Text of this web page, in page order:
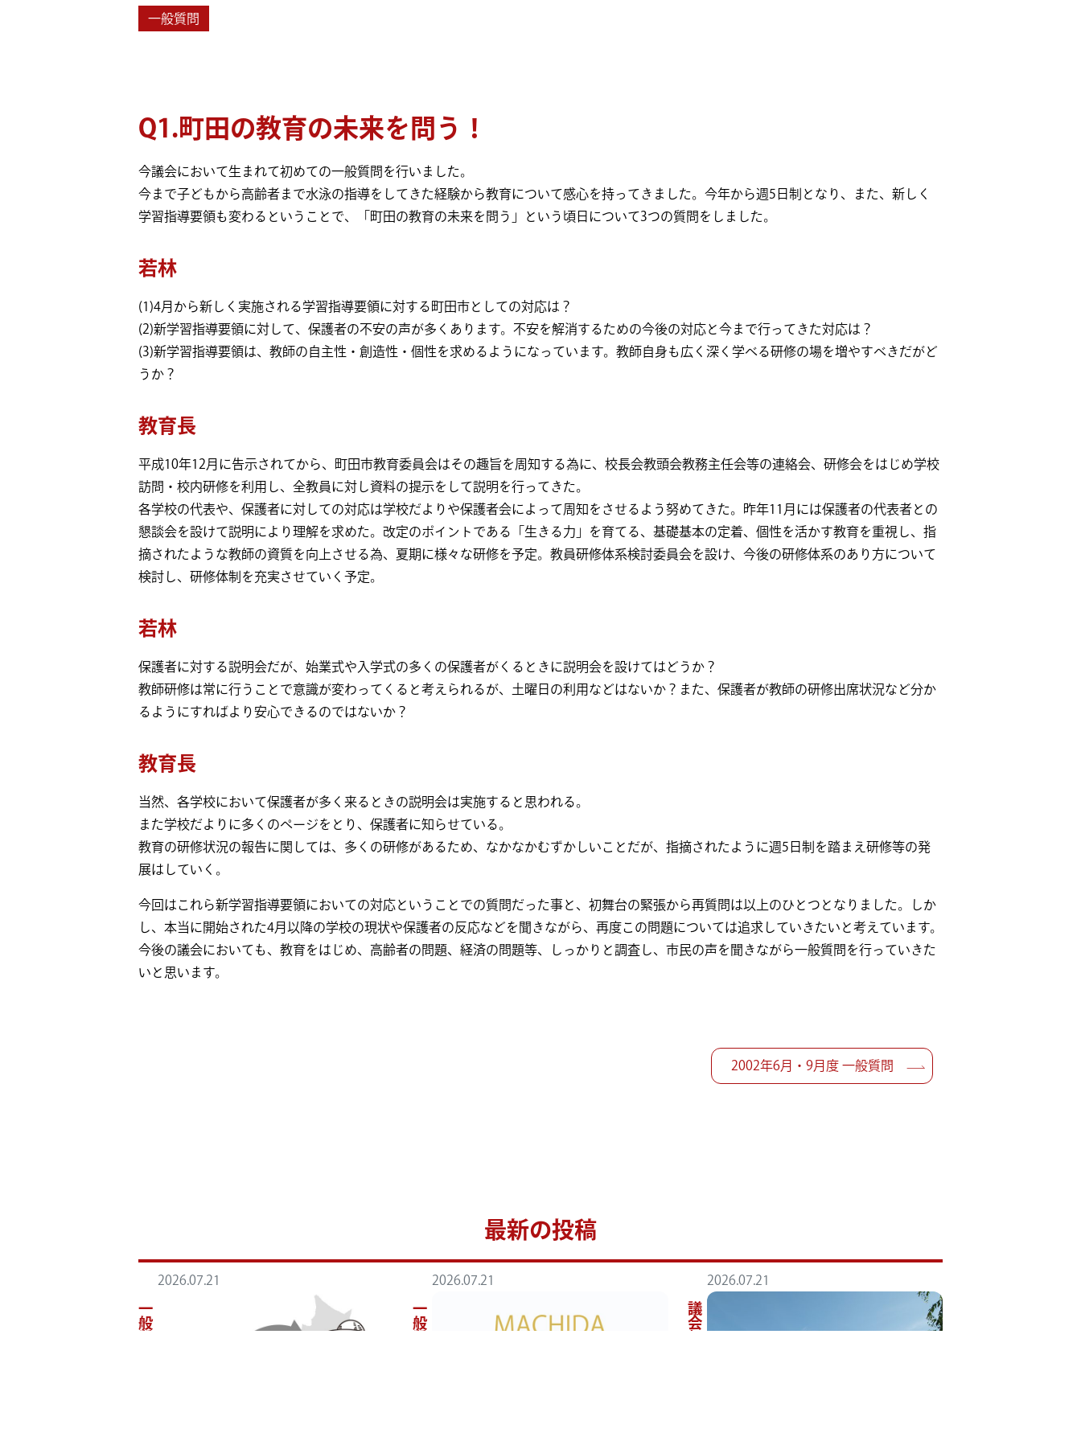
一般質問
Q1.町田の教育の未来を問う！
今議会において生まれて初めての一般質問を行いました。
今まで子どもから高齢者まで水泳の指導をしてきた経験から教育について感心を持ってきました。今年から週5日制となり、また、新しく
学習指導要領も変わるということで、「町田の教育の未来を問う」という頃日について3つの質問をしました。
若林
(1)4月から新しく実施される学習指導要領に対する町田市としての対応は？
(2)新学習指導要領に対して、保護者の不安の声が多くあります。不安を解消するための今後の対応と今まで行ってきた対応は？
(3)新学習指導要領は、教師の自主性・創造性・個性を求めるようになっています。教師自身も広く深く学べる研修の場を増やすべきだがど
うか？
教育長
平成10年12月に告示されてから、町田市教育委員会はその趣旨を周知する為に、校長会教頭会教務主任会等の連絡会、研修会をはじめ学校
訪問・校内研修を利用し、全教員に対し資料の提示をして説明を行ってきた。
各学校の代表や、保護者に対しての対応は学校だよりや保護者会によって周知をさせるよう努めてきた。昨年11月には保護者の代表者との
懇談会を設けて説明により理解を求めた。改定のポイントである「生きる力」を育てる、基礎基本の定着、個性を活かす教育を重視し、指
摘されたような教師の資質を向上させる為、夏期に様々な研修を予定。教員研修体系検討委員会を設け、今後の研修体系のあり方について
検討し、研修体制を充実させていく予定。
若林
保護者に対する説明会だが、始業式や入学式の多くの保護者がくるときに説明会を設けてはどうか？
教師研修は常に行うことで意識が変わってくると考えられるが、土曜日の利用などはないか？また、保護者が教師の研修出席状況など分か
るようにすればより安心できるのではないか？
教育長
当然、各学校において保護者が多く来るときの説明会は実施すると思われる。
また学校だよりに多くのページをとり、保護者に知らせている。
教育の研修状況の報告に関しては、多くの研修があるため、なかなかむずかしいことだが、指摘されたように週5日制を踏まえ研修等の発
展はしていく。
今回はこれら新学習指導要領においての対応ということでの質問だった事と、初舞台の緊張から再質問は以上のひとつとなりました。しか
し、本当に開始された4月以降の学校の現状や保護者の反応などを聞きながら、再度この問題については追求していきたいと考えています。
今後の議会においても、教育をはじめ、高齢者の問題、経済の問題等、しっかりと調査し、市民の声を聞きながら一般質問を行っていきた
いと思います。
2002年6月・9月度 一般質問
最新の投稿
2026.07.21
一般質問
2026.07.21
一般質問
2026.07.21
議会報告